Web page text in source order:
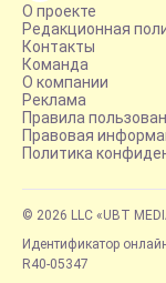
О проекте
Редакционная
Контакты
Команда
О компании
Реклама
Правила
Правовая
Политика
© 2026 LLC «UBT
Идентификатор
R40-05347